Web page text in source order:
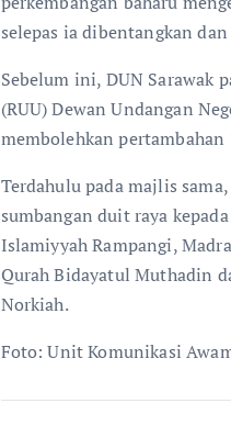
selepas ia dibentangkan
Sebelum ini, DUN Sarawak
(RUU) Dewan Undangan
membolehkan
Terdahulu pada majlis
sumbangan duit raya
Islamiyyah Rampangi,
Qurah Bidayatul Muthadin
Norkiah.
Foto: Unit Komunikasi